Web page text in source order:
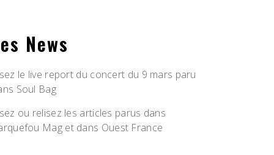
News
le live report du concert du 9 mars paru
Soul Bag
ou relisez les articles parus dans
Mag et dans Ouest France